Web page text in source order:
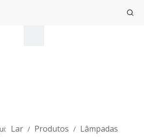
Lar / Produtos / Lâmpadas